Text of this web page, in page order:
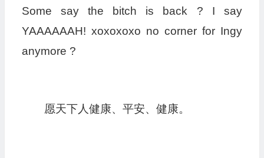
Some say the bitch is back ? I say
YAAAAAAH! xoxoxoxo no corner for Ingy
anymore ?
愿天下人健康、平安、健康。